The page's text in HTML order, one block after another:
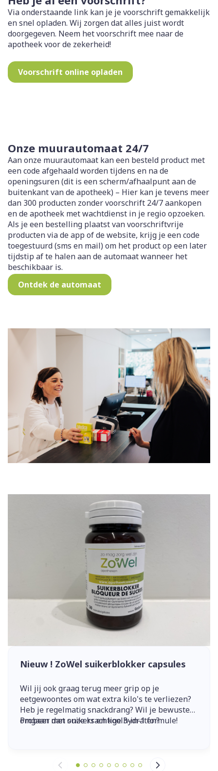
Via onderstaande link kan je je voorschrift gemakkelijk
en snel opladen. Wij zorgen dat alles juist wordt
doorgegeven. Neem het voorschrift mee naar de
apotheek voor de zekerheid!
Voorschrift online opladen
Onze muurautomaat 24/7
Aan onze muurautomaat kan een besteld product met
een code afgehaald worden tijdens en na de
openingsuren (dit is een scherm/afhaalpunt aan de
buitenkant van de apotheek) – Hier kan je tevens meer
dan 300 producten zonder voorschrift 24/7 aankopen
en de apotheek met wachtdienst in je regio opzoeken.
Als je een bestelling plaatst van voorschriftvrije
producten via de app of de website, krijg je een code
toegestuurd (sms en mail) om het product op een later
tijdstip af te halen aan de automaat wanneer het
beschikbaar is.
Ontdek de automaat
Nieuw ! ZoWel suikerblokker capsules
Wil jij ook graag terug meer grip op je
eetgewoontes om wat extra kilo's te verliezen?
Heb je regelmatig snackdrang? Wil je bewuster
omgaan met suikers en koolhydraten?
Probeer dan onze krachtige 3-in-1 formule!